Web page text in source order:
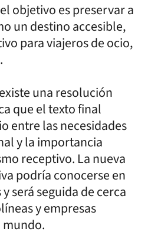
objetivo es preservar a
un destino accesible,
para viajeros de ocio,
una resolución
que el texto final
entre las necesidades
y la importancia
receptivo. La nueva
podría conocerse en
será seguida de cerca
y empresas